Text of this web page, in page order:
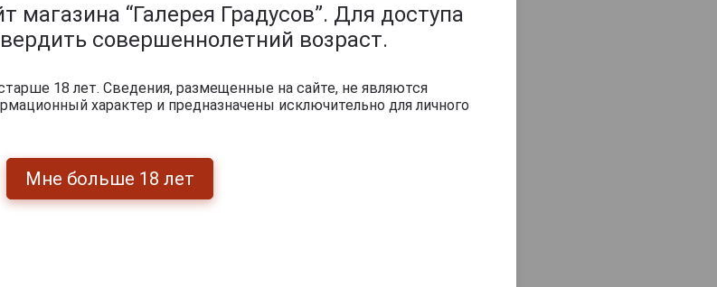
магазина “Галерея Градусов”. Для доступа
совершеннолетний возраст.
18 лет. Сведения, размещенные на сайте, не являются
характер и предназначены исключительно для личного
Мне больше 18 лет